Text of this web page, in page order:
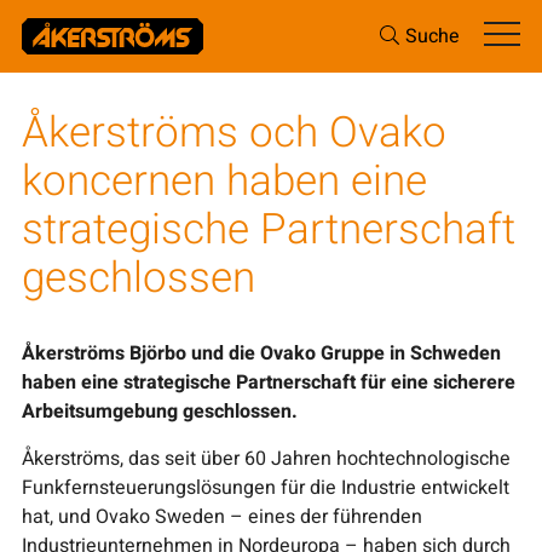
Suche
Åkerströms och Ovako
koncernen haben eine
strategische Partnerschaft
geschlossen
Åkerströms Björbo und die Ovako Gruppe in Schweden
haben eine strategische Partnerschaft für eine sicherere
Arbeitsumgebung geschlossen.
Åkerströms, das seit über 60 Jahren hochtechnologische
Funkfernsteuerungslösungen für die Industrie entwickelt
hat, und Ovako Sweden – eines der führenden
Industrieunternehmen in Nordeuropa – haben sich durch